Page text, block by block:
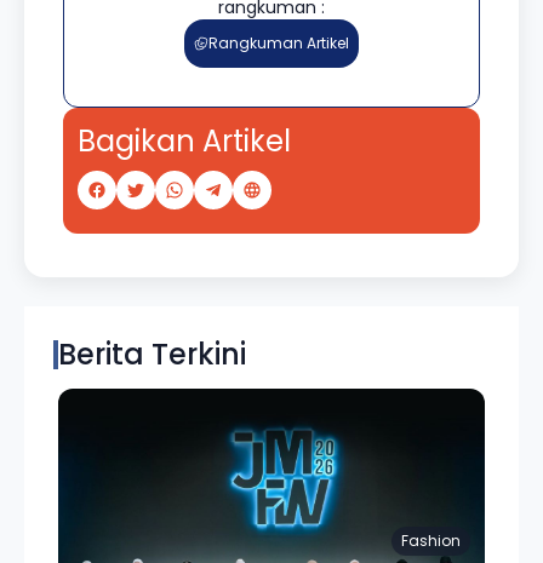
rangkuman :
Rangkuman Artikel
Bagikan Artikel
Berita Terkini
Fashion